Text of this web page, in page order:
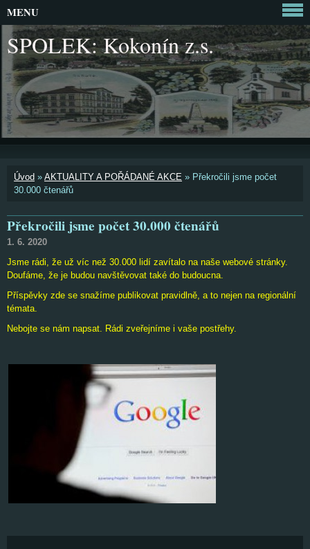
SPOLEK: Kokonín z.s.
Úvod » AKTUALITY A POŘÁDANÉ AKCE » Překročili jsme počet
30.000 čtenářů
Překročili jsme počet 30.000 čtenářů
1. 6. 2020
Jsme rádi, že už víc než 30.000 lidí zavítalo na naše webové stránky.
Doufáme, že je budou navštěvovat také do budoucna.
Příspěvky zde se snažíme publikovat pravidlně, a to nejen na regionální
témata.
Nebojte se nám napsat. Rádi zveřejníme i vaše postřehy.
MENU